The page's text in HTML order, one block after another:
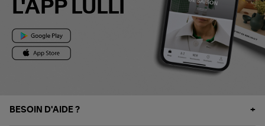
L'APP LULLI
BESOIN D'AIDE ?